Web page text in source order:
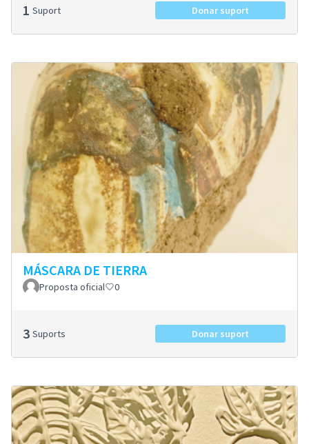
1 Suport Donar suport
MÁSCARA DE TIERRA
Proposta oficial 0
3 Suports Donar suport